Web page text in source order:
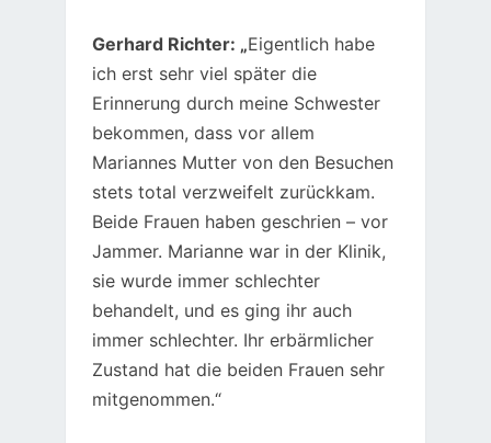
Gerhard Richter: „Eigentlich habe
ich erst sehr viel später die
Erinnerung durch meine Schwester
bekommen, dass vor allem
Mariannes Mutter von den Besuchen
stets total verzweifelt zurückkam.
Beide Frauen haben geschrien – vor
Jammer. Marianne war in der Klinik,
sie wurde immer schlechter
behandelt, und es ging ihr auch
immer schlechter. Ihr erbärmlicher
Zustand hat die beiden Frauen sehr
mitgenommen.“